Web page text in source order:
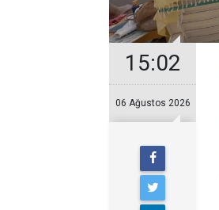
15:02
06 Ağustos 2026